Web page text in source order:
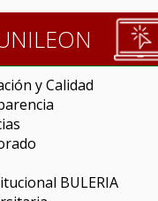
y Calidad
BULERIA